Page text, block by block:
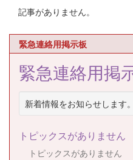
記事がありません。
緊急連絡用掲示板
緊急連絡用掲
新着情報をお知らせします。
トピックスがありません
トピックスがありません